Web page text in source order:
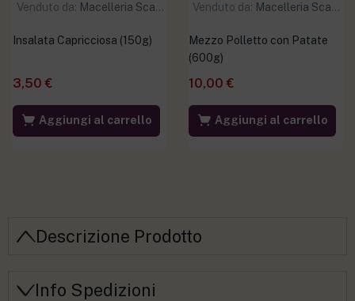
Venduto da: Macelleria Scaramuzzo
Insalata Capricciosa (150g)
3,50 €
Aggiungi al carrello
Venduto da: Macelleria Scaramuzzo
Mezzo Polletto con Patate
(600g)
10,00 €
Aggiungi al carrello
Descrizione Prodotto
Info Spedizioni